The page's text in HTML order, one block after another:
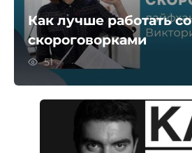
Как лучше работать со
скороговорками
51